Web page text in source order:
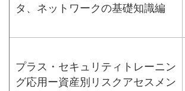
タ、ネットワークの基礎知識編
プラス・セキュリティトレーニン
グ応用ー資産別リスクアセスメン